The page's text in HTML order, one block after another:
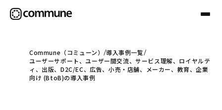
Communeについて
Commune（コミューン）
導入事例一覧
ユーザーサポート、ユーザー間交流、サービス理解、ロイヤルテ
ィ、出版、D2C/EC、広告、小売・店舗、メーカー、教育、企業
向け (BtoB)の導入事例